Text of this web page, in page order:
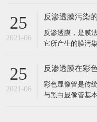
开始我国彩管产
我国排污的大户
样，彩管的生产
水，而经过彩管